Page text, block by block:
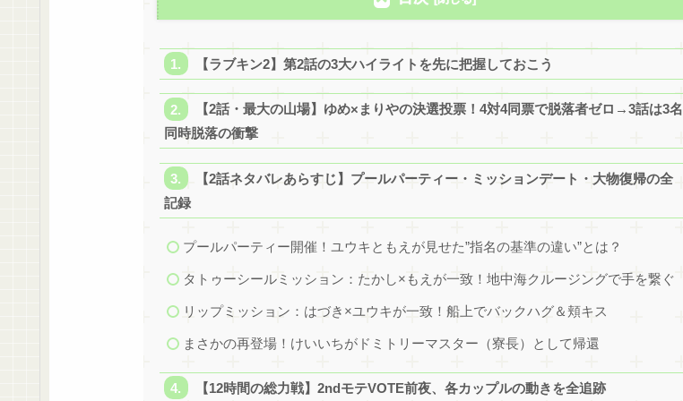
【ラブキン2】第2話の3大ハイライトを先に把握しておこう
【2話・最大の山場】ゆめ×まりやの決選投票！4対4同票で脱落者ゼロ→3話は3名
同時脱落の衝撃
【2話ネタバレあらすじ】プールパーティー・ミッションデート・大物復帰の全
記録
プールパーティー開催！ユウキともえが見せた”指名の基準の違い”とは？
タトゥーシールミッション：たかし×もえが一致！地中海クルージングで手を繋ぐ
リップミッション：はづき×ユウキが一致！船上でバックハグ＆頬キス
まさかの再登場！けいいちがドミトリーマスター（寮長）として帰還
【12時間の総力戦】2ndモテVOTE前夜、各カップルの動きを全追跡